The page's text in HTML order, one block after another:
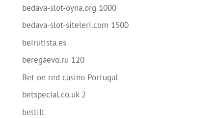
bedava-slot-oyna.org 1000
bedava-slot-siteleri.com 1500
beirutista.es
beregaevo.ru 120
Bet on red casino Portugal
betspecial.co.uk 2
bettilt